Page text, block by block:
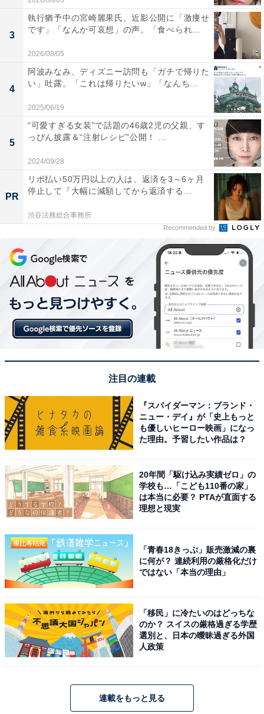
3
執行猶予中の宮崎麗果氏、近影公開に「激痩せ
です」「なんか可哀想」の声。「食べられ...
2026/08/05
4
阿波みなみ、ディズニー訪問も「ガチで帰りた
い」吐露。「これは帰りたいw」「なんち...
2025/06/19
5
“可愛すぎる女装”で話題の46歳2児の父親、す
っぴん披露＆“注射レシピ”公開！ ...
2024/09/28
PR
リボ払い50万円以上の人は、返済を3～6ヶ月
停止して『大幅に減額してから返済する...
渋谷法務総合事務所
Recommended by
注目の連載
『スパイダーマン：ブランド・
ニュー・デイ』が「史上もっと
も優しいヒーロー映画」になっ
た理由。予習したい作品は？
20年間「駆け込み実績ゼロ」の
学校も…「こども110番の家」
は本当に必要？ PTAが直面する
理想と現実
「青春18きっぷ」販売激減の裏
に何が？ 連続利用の厳格化だけ
ではない「本当の理由」
「移民」に冷たいのはどっちな
のか？ スイスの厳格過ぎる学歴
選別と、日本の曖昧過ぎる外国
人政策
連載をもっと見る